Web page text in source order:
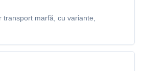
marfă, cu variante,